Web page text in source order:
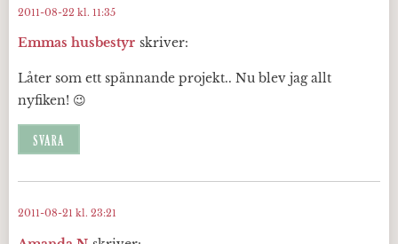
Emmas husbestyr skriver:
2011-08-22 kl. 11:35
Låter som ett spännande projekt.. Nu blev jag allt
nyfiken! 😉
SVARA
2011-08-21 kl. 23:21